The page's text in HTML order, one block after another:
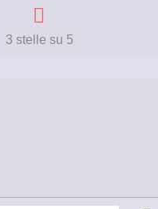
3 stelle su 5